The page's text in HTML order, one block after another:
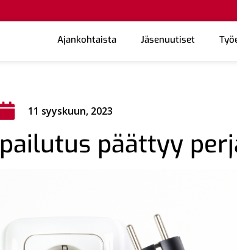
Ajankohtaista Jäsenuutiset
11 syyskuun, 2023
päättyy